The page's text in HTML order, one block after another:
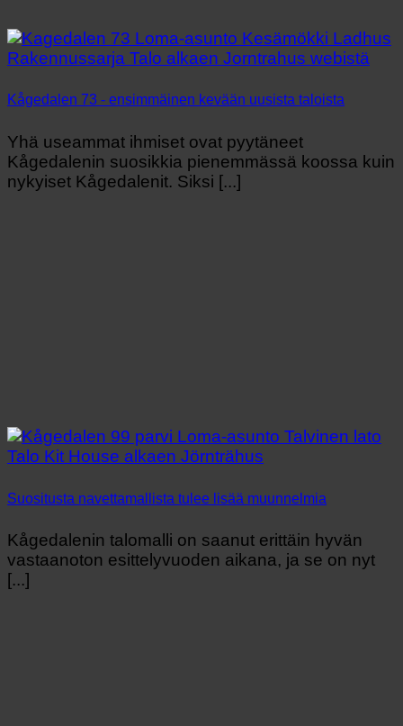
Kågedalen 73 - ensimmäinen kevään uusista taloista
Yhä useammat ihmiset ovat pyytäneet
Kågedalenin suosikkia pienemmässä koossa kuin
nykyiset Kågedalenit. Siksi [...]
Suositusta navettamallista tulee lisää muunnelmia
Kågedalenin talomalli on saanut erittäin hyvän
vastaanoton esittelyvuoden aikana, ja se on nyt
[...]